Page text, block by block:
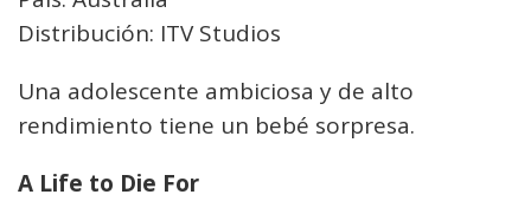
Distribución: ITV Studios
Una adolescente ambiciosa y de alto
rendimiento tiene un bebé sorpresa.
A Life to Die For